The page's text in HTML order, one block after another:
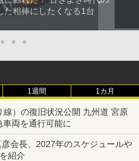
た相棒にしたくなる1台
● ● ●
1週間 1カ月
）の復旧状況公開 九州道 宮原
両を通行可能に
会長、2027年のスケジュールや
紹介